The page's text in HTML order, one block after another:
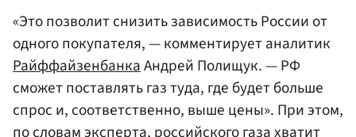
«Это позволит снизить зависимость России от
одного покупателя, — комментирует аналитик
РайффайзенбанкаАндрей Полищук. — РФ
сможет поставлять газ туда, где будет больше
спрос и, соответственно, выше цены». При этом,
по словам эксперта, российского газа хватит